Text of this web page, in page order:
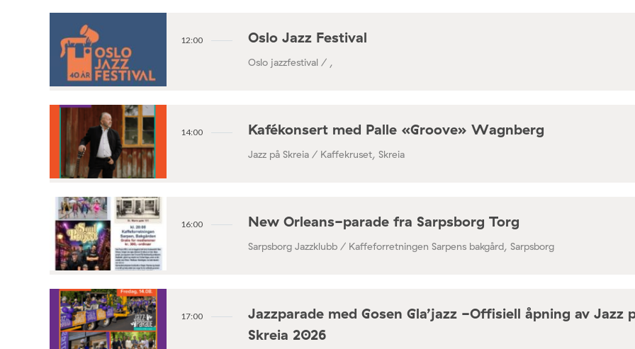
12:00 Oslo Jazz Festival
Oslo jazzfestival / ,
14:00 Kafékonsert med Palle «Groove» Wagnberg
Jazz på Skreia / Kaffekruset, Skreia
16:00 New Orleans-parade fra Sarpsborg Torg
Sarpsborg Jazzklubb / Kaffeforretningen Sarpens bakgård, Sarpsborg
17:00
Jazzparade med Gosen Gla’jazz -Offisiell åpning av Jazz
Skreia 2026